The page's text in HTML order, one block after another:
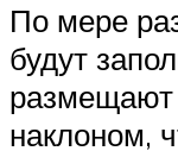
По мере
будут
наклоном,